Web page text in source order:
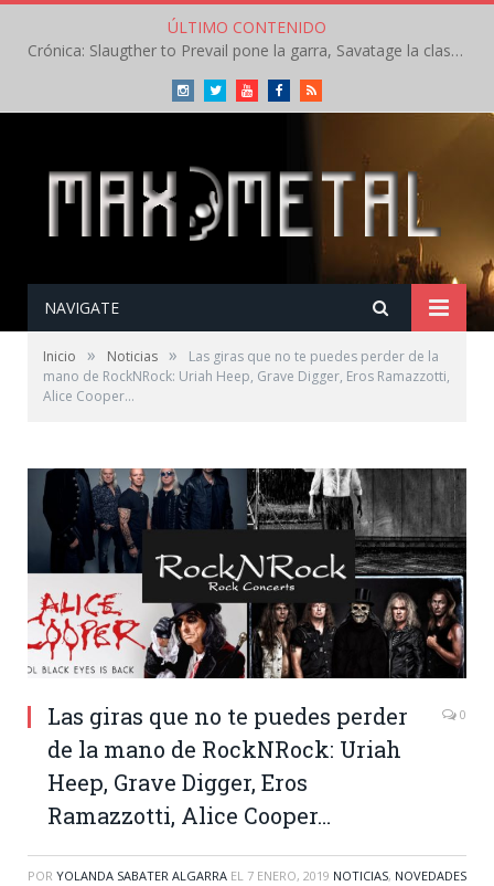
ÚLTIMO CONTENIDO
Crónica: Slaugther to Prevail pone la garra, Savatage la clase en la apertura del Leyendas del Rock – Miércoles – Agosto 2026
InstagramTwitterYoutubeFacebookRSS
NAVIGATE
Inicio » Noticias »
Las giras que no te puedes perder de la
mano de RockNRock: Uriah Heep, Grave Digger, Eros Ramazzotti,
Alice Cooper…
Las giras que no te puedes perder
de la mano de RockNRock: Uriah
Heep, Grave Digger, Eros
Ramazzotti, Alice Cooper…
0
POR YOLANDA SABATER ALGARRA EL 7 ENERO, 2019 NOTICIAS, NOVEDADES